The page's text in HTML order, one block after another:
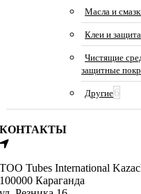
Масла и
Клеи и
Чистящие
защитные
Другие6
КОНТАКТЫ
ТОО Tubes International
100000 Караганда